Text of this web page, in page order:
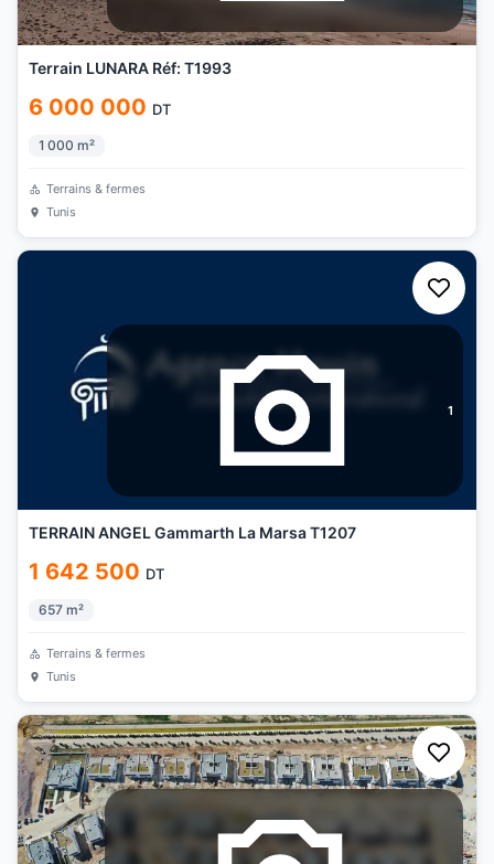
Terrain LUNARA Réf: T1993
6 000 000 DT
1 000 m²
Terrains & fermes
Tunis
1
TERRAIN ANGEL Gammarth La Marsa T1207
1 642 500 DT
657 m²
Terrains & fermes
Tunis